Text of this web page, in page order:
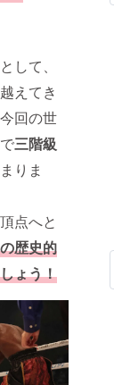
して、
えてき
回の世
三階級
りま
点へと
歴史的
ょう！